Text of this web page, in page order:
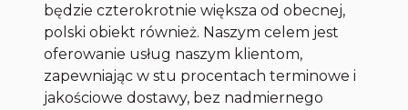
będzie czterokrotnie większa od obecnej,
polski obiekt również. Naszym celem jest
oferowanie usług naszym klientom,
zapewniając w stu procentach terminowe i
jakościowe dostawy, bez nadmiernego